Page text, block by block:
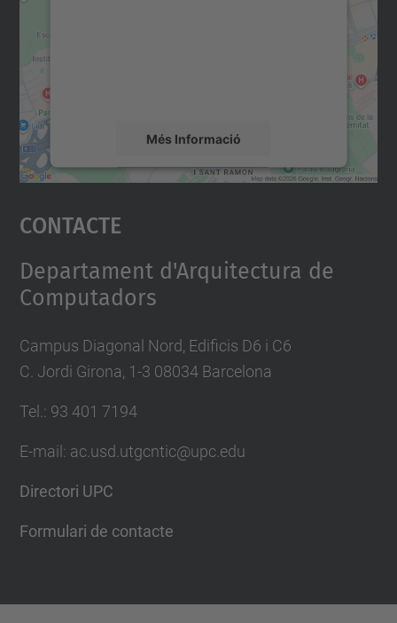
Més Informació
Accepta
powered by
Contacte
Departament d'Arquitectura de
Computadors
Campus Diagonal Nord, Edificis D6 i C6
C. Jordi Girona, 1-3 08034 Barcelona
Tel.: 93 401 7194
E-mail: ac.usd.utgcntic@upc.edu
Directori UPC
Formulari de contacte